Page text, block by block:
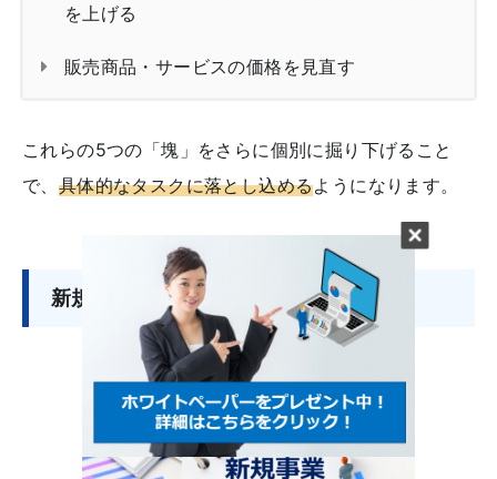
を上げる
販売商品・サービスの価格を見直す
これらの5つの「塊」をさらに個別に掘り下げること
で、 具体的なタスクに落とし込めるようになります。
新規事業を立ち上げる